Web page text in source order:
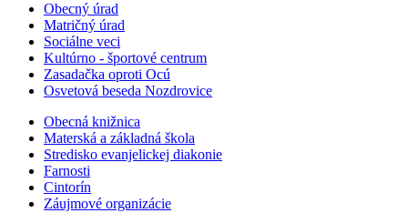
Obecný úrad
Matričný úrad
Sociálne veci
Kultúrno - športové centrum
Zasadačka oproti Ocú
Osvetová beseda Nozdrovice
Obecná knižnica
Materská a základná škola
Stredisko evanjelickej diakonie
Farnosti
Cintorín
Záujmové organizácie